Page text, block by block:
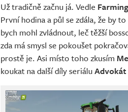
Už tradičně začnu já. Vedle
První hodina a půl se zdála, že by
bych mohl zvládnout, leč těžší
zda má smysl se pokoušet
prostě je. Asi místo toho zkusím
koukat na další díly seriálu Advokát